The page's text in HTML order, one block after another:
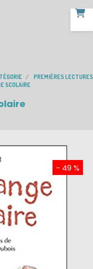
PREMIÈRES LECTURES
SCOLAIRE
- 49 %